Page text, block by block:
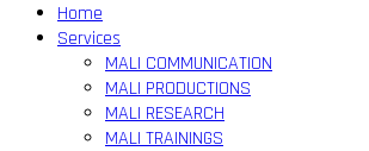
Home
Services
MALI COMMUNICATION
MALI PRODUCTIONS
MALI RESEARCH
MALI TRAININGS